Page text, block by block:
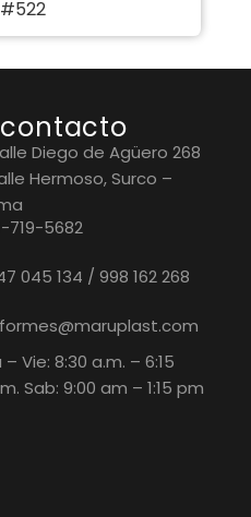
Diego de Agüero 268
Hermoso, Surco –
719-5682
045 134 /998 162 268
– Vie: 8:30 a.m. – 6:15
Sab: 9:00 am – 1:15 pm